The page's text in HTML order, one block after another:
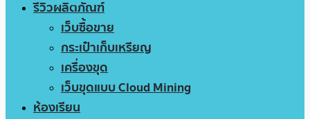
รีวิวผลิตภัณฑ์
เว็บซื้อขาย
กระเป๋าเก็บเหรียญ
เครื่องขุด
เว็บขุดแบบ Cloud Mining
ห้องเรียน